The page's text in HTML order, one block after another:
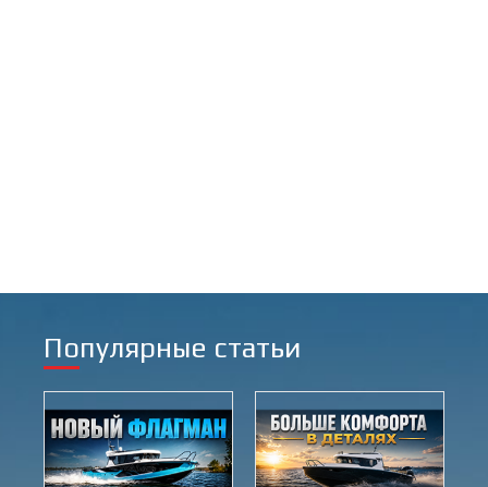
Популярные статьи